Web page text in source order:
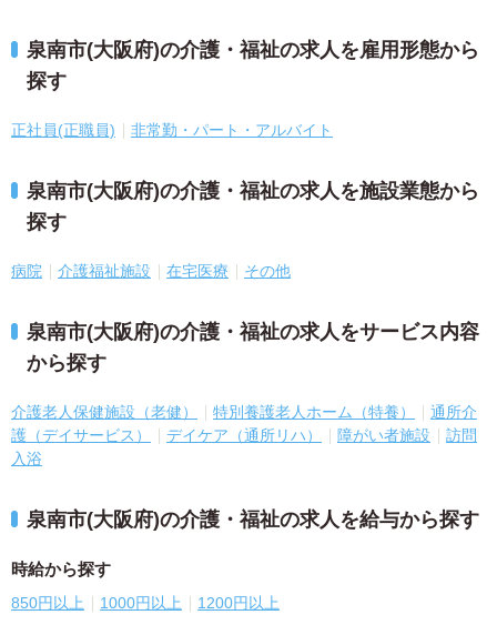
泉南市(大阪府)の介護・福祉の求人を雇用形態から
探す
正社員(正職員) 非常勤・パート・アルバイト
泉南市(大阪府)の介護・福祉の求人を施設業態から
探す
病院 介護福祉施設 在宅医療 その他
泉南市(大阪府)の介護・福祉の求人をサービス内容
から探す
介護老人保健施設（老健） 特別養護老人ホーム（特養）
通所介
護（デイサービス）
デイケア（通所リハ） 障がい者施設
訪問
入浴
泉南市(大阪府)の介護・福祉の求人を給与から探す
時給から探す
850円以上 1000円以上 1200円以上